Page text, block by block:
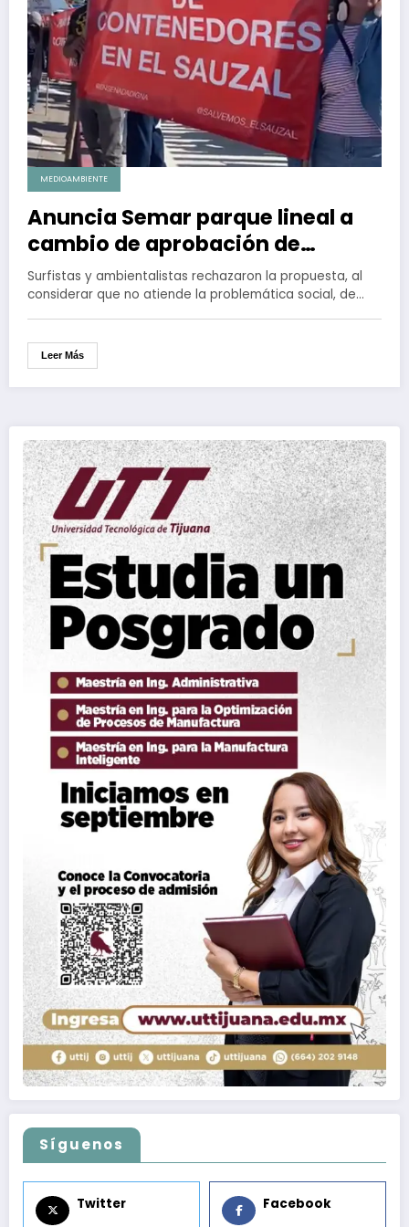
MEDIOAMBIENTE
Anuncia Semar parque lineal a
cambio de aprobación de
megapuerto en El Sauzal
Surfistas y ambientalistas rechazaron la propuesta, al
considerar que no atiende la problemática social, de…
Leer Más
Síguenos
Twitter Facebook